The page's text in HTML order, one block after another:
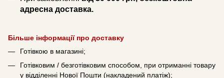
адресна доставка.
Більше інформації про доставку
Готівкою в магазині;
Готівковим / безготівковим способом, при отриманні товару
у відділенні Нової Пошти (накладений платіж);